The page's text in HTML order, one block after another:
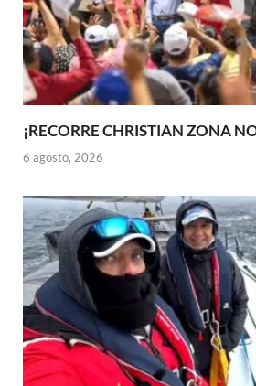
¡RECORRE CHRISTIAN ZONA
6 agosto, 2026